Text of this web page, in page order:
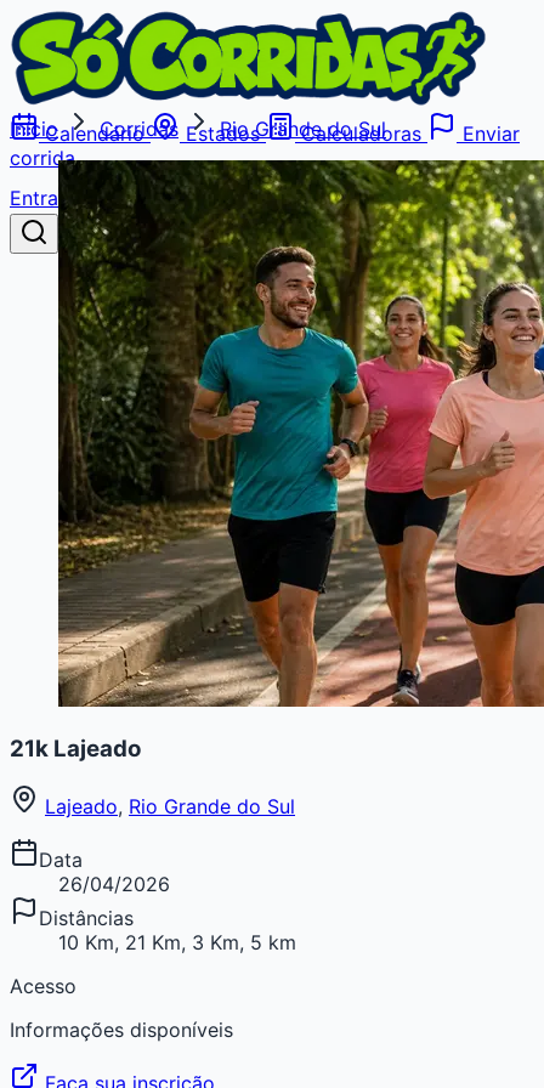
Calendário Estados Calculadoras
Enviar
corrida
Entrar
Buscar
Início Corridas Rio Grande do Sul
21k Lajeado
Lajeado, Rio Grande do Sul
Data
26/04/2026
Distâncias
10 Km, 21 Km, 3 Km, 5 km
Acesso
Informações disponíveis